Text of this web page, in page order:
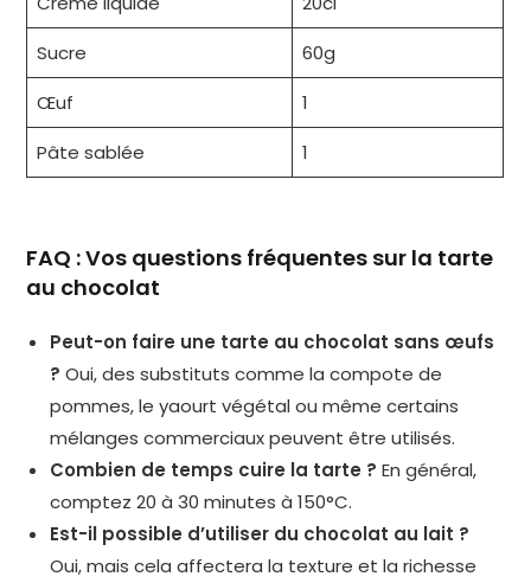
Sucre
60g
Œuf
1
Pâte sablée
1
FAQ : Vos questions fréquentes sur la tarte
au chocolat
Peut-on faire une tarte au chocolat sans œufs
? Oui, des substituts comme la compote de
pommes, le yaourt végétal ou même certains
mélanges commerciaux peuvent être utilisés.
Combien de temps cuire la tarte ? En général,
comptez 20 à 30 minutes à 150°C.
Est-il possible d’utiliser du chocolat au lait ?
Oui, mais cela affectera la texture et la richesse